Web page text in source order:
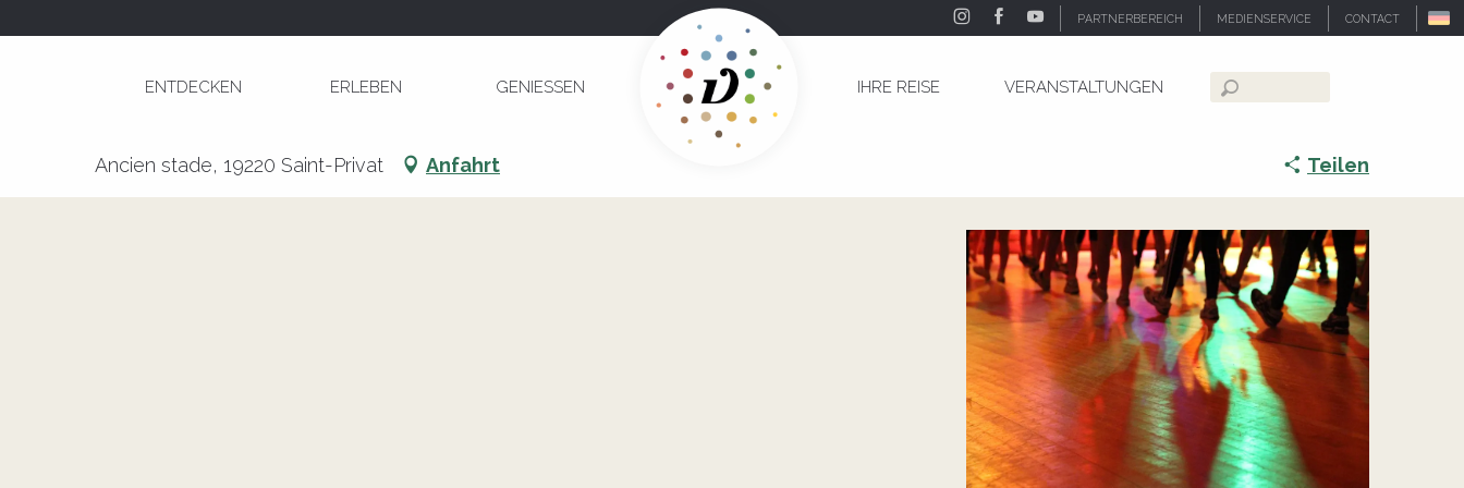
PARTNERBEREICH MEDIENSERVICE CONTACT
ENTDECKEN ERLEBEN GENIESSEN IHRE REISE VERANSTALTUNGEN
Suche
Ancien stade, 19220 Saint-Privat Anfahrt Teilen